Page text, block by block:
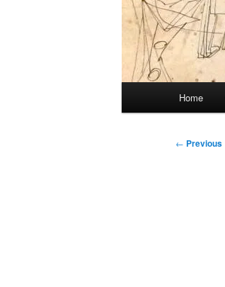
Home
Post
← Previous